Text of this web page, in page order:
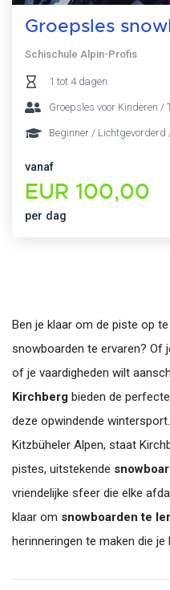
Groepsles
Schischule Alpin-Profis
1 tot 4 dagen
Groepsles voor Kinderen /
Beginner /
vanaf
EUR 100,00
per dag
Ben je klaar om de piste op
snowboarden te ervaren? Of
of je vaardigheden wilt
Kirchberg bieden de
deze opwindende
Kitzbüheler Alpen, staat
pistes, uitstekende
vriendelijke sfeer die elke
klaar om snowboarden te
herinneringen te maken die je